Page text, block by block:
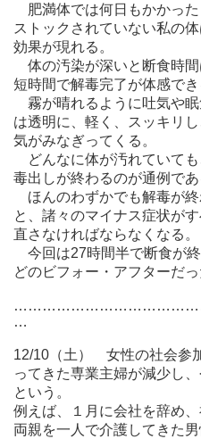
肥満体では何日もかかっ
ストックされていない私の
効果が現れる。
体の汚染が深いと断食時間
短時間で解毒完了が体感でき
霧が晴れるように吐気や
は透明に、軽く、スッキリ
気がみなぎってくる。
どんなに体が汚れていて
毒出しが終わるのが通例であ
ほんのわずかでも解毒が終
と、諸々のマイナス症状が
直さなければならなくなる。
今回は27時間半で断食が
どのビフォー・アフターだっ
…
12/10（土） 女性の社会参
ってきた専業主婦が減少し
という。
例えば、１月に会社を辞め
両親を一人で介護してきた